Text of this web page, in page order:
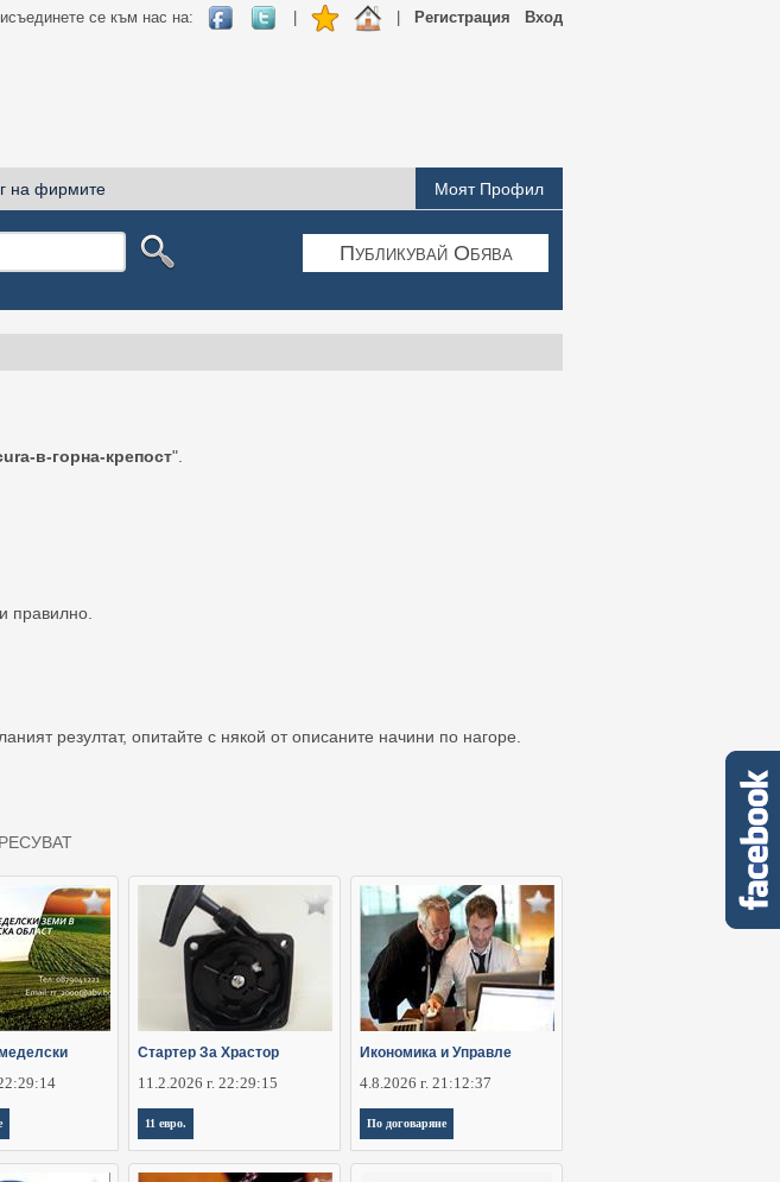
Вход
Регистрация
се към нас на:
на фирмите Моят Профил
Публикувай Обява
в-горна-крепост".
правилно.
резултат, опитайте с някой от описаните начини по нагоре.
Стартер За Храстор
11.2.2026 г. 22:29:15
11 евро.
Икономика и Управле
4.8.2026 г. 21:12:37
По договаряне